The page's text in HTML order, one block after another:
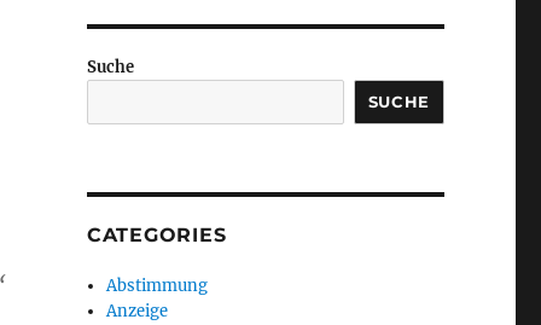
Suche
SUCHE
CATEGORIES
Abstimmung
Anzeige